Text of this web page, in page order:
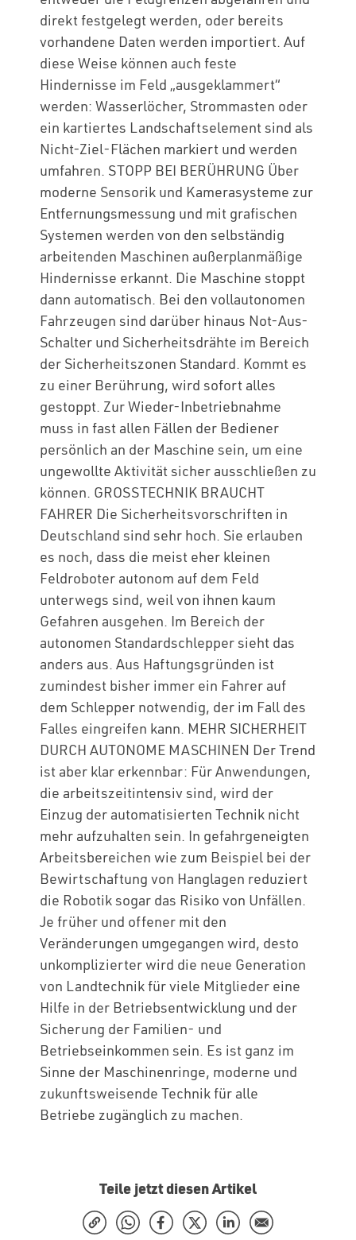
direkt festgelegt werden, oder bereits
vorhandene Daten werden importiert. Auf
diese Weise können auch feste
Hindernisse im Feld „ausgeklammert“
werden: Wasserlöcher, Strommasten oder
ein kartiertes Landschaftselement sind als
Nicht-Ziel-Flächen markiert und werden
umfahren. STOPP BEI BERÜHRUNG Über
moderne Sensorik und Kamerasysteme zur
Entfernungsmessung und mit grafischen
Systemen werden von den selbständig
arbeitenden Maschinen außerplanmäßige
Hindernisse erkannt. Die Maschine stoppt
dann automatisch. Bei den vollautonomen
Fahrzeugen sind darüber hinaus Not-Aus-
Schalter und Sicherheitsdrähte im Bereich
der Sicherheitszonen Standard. Kommt es
zu einer Berührung, wird sofort alles
gestoppt. Zur Wieder-Inbetriebnahme
muss in fast allen Fällen der Bediener
persönlich an der Maschine sein, um eine
ungewollte Aktivität sicher ausschließen zu
können. GROSSTECHNIK BRAUCHT
FAHRER Die Sicherheitsvorschriften in
Deutschland sind sehr hoch. Sie erlauben
es noch, dass die meist eher kleinen
Feldroboter autonom auf dem Feld
unterwegs sind, weil von ihnen kaum
Gefahren ausgehen. Im Bereich der
autonomen Standardschlepper sieht das
anders aus. Aus Haftungsgründen ist
zumindest bisher immer ein Fahrer auf
dem Schlepper notwendig, der im Fall des
Falles eingreifen kann. MEHR SICHERHEIT
DURCH AUTONOME MASCHINEN Der Trend
ist aber klar erkennbar: Für Anwendungen,
die arbeitszeitintensiv sind, wird der
Einzug der automatisierten Technik nicht
mehr aufzuhalten sein. In gefahrgeneigten
Arbeitsbereichen wie zum Beispiel bei der
Bewirtschaftung von Hanglagen reduziert
die Robotik sogar das Risiko von Unfällen.
Je früher und offener mit den
Veränderungen umgegangen wird, desto
unkomplizierter wird die neue Generation
von Landtechnik für viele Mitglieder eine
Hilfe in der Betriebsentwicklung und der
Sicherung der Familien- und
Betriebseinkommen sein. Es ist ganz im
Sinne der Maschinenringe, moderne und
zukunftsweisende Technik für alle
Betriebe zugänglich zu machen.
Teile jetzt diesen Artikel